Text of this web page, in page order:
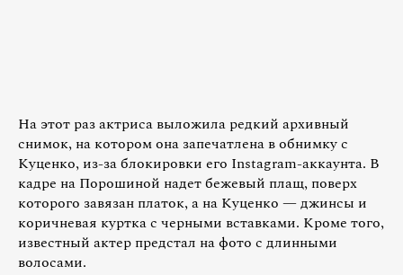
На этот раз актриса выложила редкий архивный
снимок, на котором она запечатлена в обнимку с
Куценко, из-за блокировки его Instagram-аккаунта. В
кадре на Порошиной надет бежевый плащ, поверх
которого завязан платок, а на Куценко — джинсы и
коричневая куртка с черными вставками. Кроме того,
известный актер предстал на фото с длинными
волосами.